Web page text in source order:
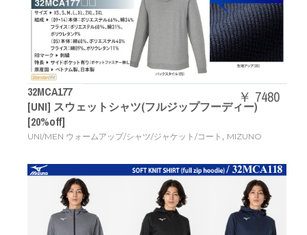
32MCA177
[UNI] スウェットシャツ(フルジップフーディー)
[20%off]
UNI/MEN ウォームアップ/シャツ/ジャケット/コート , MIZUNO
￥ 7480